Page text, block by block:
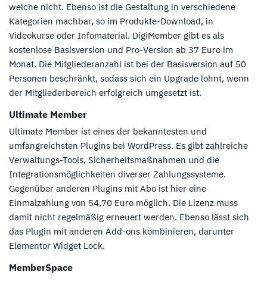
welche nicht. Ebenso ist die Gestaltung in verschiedene
Kategorien machbar, so im Produkte-Download, in
Videokurse oder Infomaterial. DigiMember gibt es als
kostenlose Basisversion und Pro-Version ab 37 Euro im
Monat. Die Mitgliederanzahl ist bei der Basisversion auf 50
Personen beschränkt, sodass sich ein Upgrade lohnt, wenn
der Mitgliederbereich erfolgreich umgesetzt ist.
Ultimate Member
Ultimate Member ist eines der bekanntesten und
umfangreichsten Plugins bei WordPress. Es gibt zahlreiche
Verwaltungs-Tools, Sicherheitsmaßnahmen und die
Integrationsmöglichkeiten diverser Zahlungssysteme.
Gegenüber anderen Plugins mit Abo ist hier eine
Einmalzahlung von 54,70 Euro möglich. Die Lizenz muss
damit nicht regelmäßig erneuert werden. Ebenso lässt sich
das Plugin mit anderen Add-ons kombinieren, darunter
Elementor Widget Lock.
MemberSpace